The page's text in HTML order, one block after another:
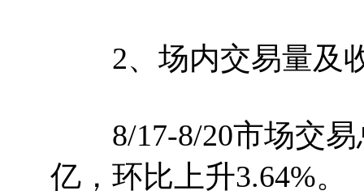
2、场内交易量及
8/17-8/20市场交易
亿，环比上升3.64%。